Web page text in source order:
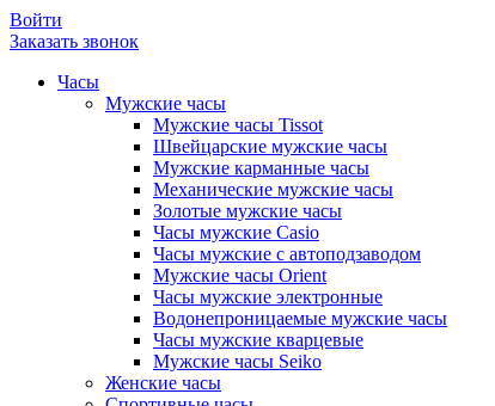
Войти
Заказать звонок
Часы
Мужские часы
Мужские часы Tissot
Швейцарские мужские часы
Мужские карманные часы
Механические мужские часы
Золотые мужские часы
Часы мужские Casio
Часы мужские с автоподзаводом
Мужские часы Orient
Часы мужские электронные
Водонепроницаемые мужские часы
Часы мужские кварцевые
Мужские часы Seiko
Женские часы